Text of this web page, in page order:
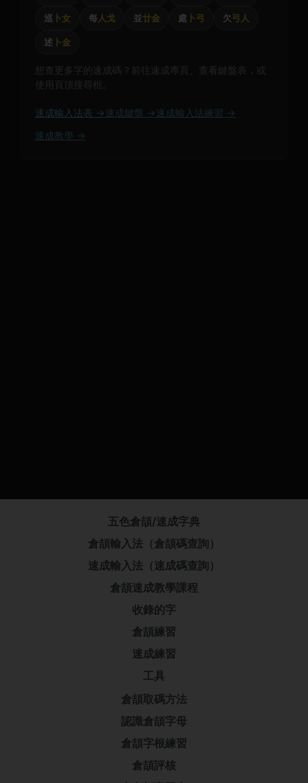
巡 卜女 每人戈 並廿金 處 卜弓 欠弓人
述 卜金
想查更多字的速成碼？前往速成專頁、查看鍵盤表，或
使用頁頂搜尋框。
速成輸入法表 → 速成鍵盤 → 速成輸入法練習 →
速成教學 →
五色倉頡/速成字典
倉頡輸入法（倉頡碼查詢）
速成輸入法（速成碼查詢）
倉頡速成教學課程
收錄的字
倉頡練習
速成練習
工具
倉頡取碼方法
認識倉頡字母
倉頡字根練習
倉頡評核